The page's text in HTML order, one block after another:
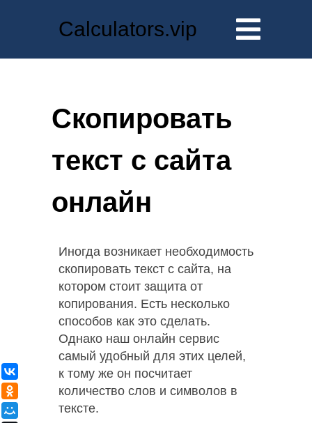
Calculators.vip
Скопировать
текст с сайта
онлайн
Иногда возникает необходимость
скопировать текст с сайта, на
котором стоит защита от
копирования. Есть несколько
способов как это сделать.
Однако наш онлайн сервис
самый удобный для этих целей,
к тому же он посчитает
количество слов и символов в
тексте.
ВКонтакте
Одноклассники
Мой Мир